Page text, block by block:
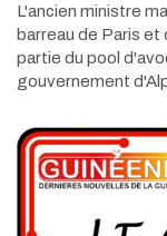
L'ancien ministre
barreau de Paris
partie du pool
gouvernement